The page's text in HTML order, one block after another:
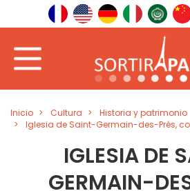
Inicio Cultura
Historia y patrimonio
Iglesia de Saint-Germain-des-Prés,
IGLESIA DE
GERMAIN-